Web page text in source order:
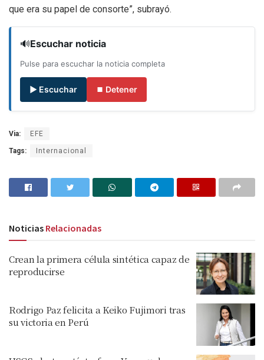
que era su papel de consorte”, subrayó.
🔊Escuchar noticia
Pulse para escuchar la noticia completa
▶ Escuchar ⏹ Detener
Via: EFE
Tags: Internacional
Noticias Relacionadas
Crean la primera célula sintética capaz de
reproducirse
Rodrigo Paz felicita a Keiko Fujimori tras
su victoria en Perú